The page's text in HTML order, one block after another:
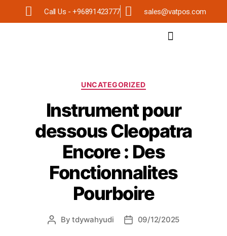
Call Us - +96891423777 sales@vatpos.com
UNCATEGORIZED
Instrument pour
dessous Cleopatra
Encore : Des
Fonctionnalites
Pourboire
Bytdywahyudi 09/12/2025